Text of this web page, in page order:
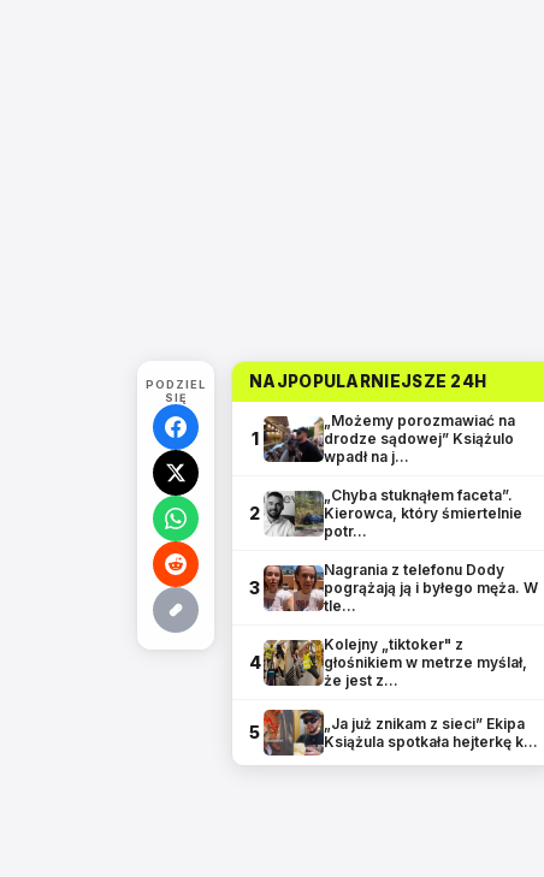
PODZIEL
SIĘ
NAJPOPULARNIEJSZE 24H
1
„Możemy porozmawiać na
drodze sądowej” Książulo
wpadł na j…
2
„Chyba stuknąłem faceta”.
Kierowca, który śmiertelnie
potr…
3
Nagrania z telefonu Dody
pogrążają ją i byłego męża. W
tle…
4
Kolejny „tiktoker" z
głośnikiem w metrze myślał,
że jest z…
5
„Ja już znikam z sieci” Ekipa
Książula spotkała hejterkę k…